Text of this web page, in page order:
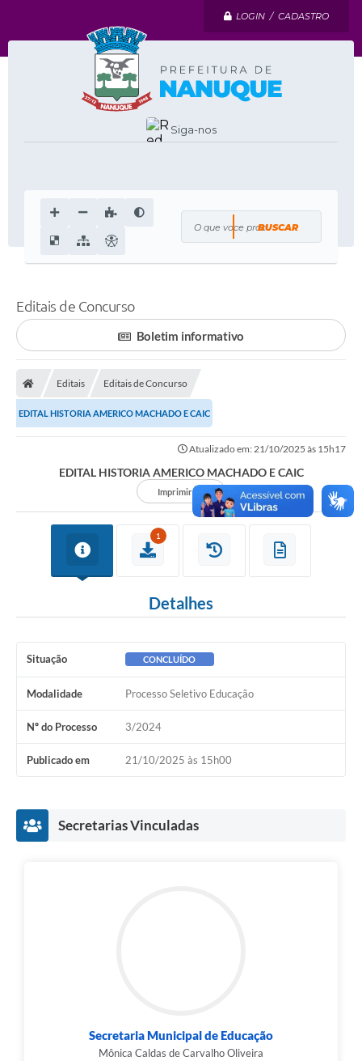
LOGIN / CADASTRO
Siga-nos
O que voce procura?
Editais de Concurso
Boletim informativo
Editais Editais de Concurso
EDITAL HISTORIA AMERICO MACHADO E CAIC
Atualizado em: 21/10/2025 às 15h17
EDITAL HISTORIA AMERICO MACHADO E CAIC
Imprimir
1
Detalhes
Situação CONCLUÍDO
Modalidade Processo Seletivo Educação
Nº do Processo 3/2024
Publicado em 21/10/2025 às 15h00
Secretarias Vinculadas
Secretaria Municipal de Educação
Mônica Caldas de Carvalho Oliveira